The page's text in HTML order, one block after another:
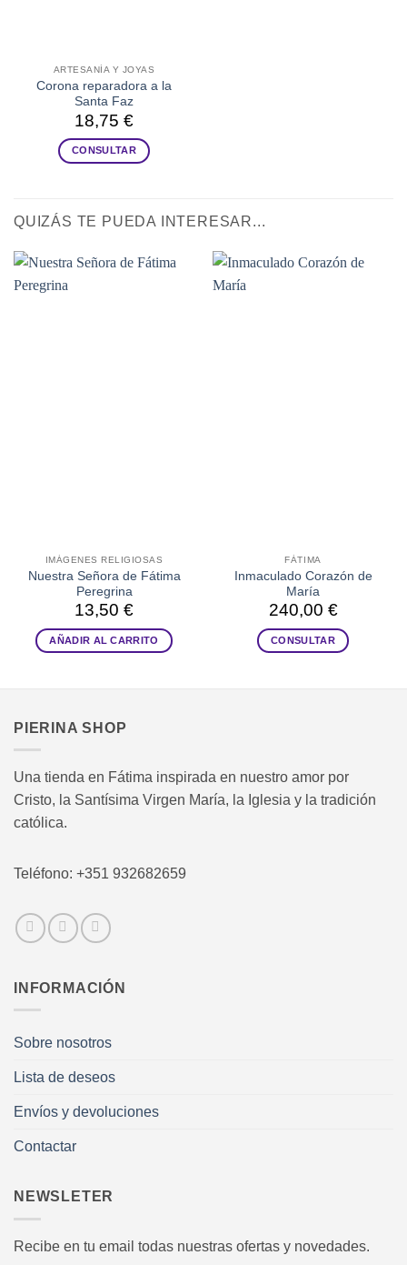
ARTESANÍA Y JOYAS
Corona reparadora a la
Santa Faz
18,75 €
CONSULTAR
múltiples
Las
QUIZÁS TE PUEDA INTERESAR...
IMÁGENES RELIGIOSAS
Nuestra Señora de Fátima
Peregrina
13,50 €
AÑADIR AL CARRITO
FÁTIMA
Inmaculado Corazón de
María
240,00 €
CONSULTAR
PIERINA SHOP
Una tienda en Fátima inspirada en nuestro amor por
Cristo, la Santísima Virgen María, la Iglesia y la tradición
católica.
Teléfono: +351 932682659
INFORMACIÓN
Sobre nosotros
Lista de deseos
Envíos y devoluciones
Contactar
NEWSLETER
Recibe en tu email todas nuestras ofertas y novedades.